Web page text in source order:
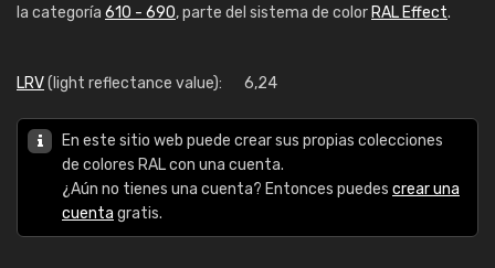
la categoría 610 - 690, parte del sistema de color RAL Effect.
LRV(light reflectance value): 6,24
En este sitio web puede crear sus propias colecciones
de colores RAL con una cuenta.
¿Aún no tienes una cuenta? Entonces puedes crear una
cuenta gratis.